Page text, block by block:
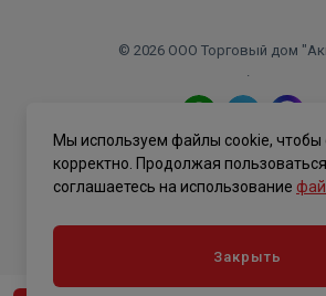
© 2026 ООО Торговый дом
.
Политика
Мы используем файлы cookie, чтобы
корректно. Продолжая
соглашаетесь на использование
Закрыть